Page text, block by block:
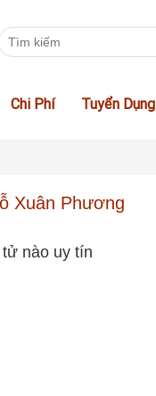
Chi Phí Tuyển Dụng
Xuân Phương
nào uy tín